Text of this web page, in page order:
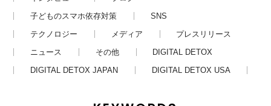
子どものスマホ依存対策
SNS
テクノロジー
メディア
プレスリリース
ニュース
その他
DIGITAL DETOX
DIGITAL DETOX JAPAN
DIGITAL DETOX USA